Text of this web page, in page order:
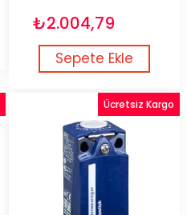
₺2.004,79
Sepete Ekle
Ücretsiz Kargo